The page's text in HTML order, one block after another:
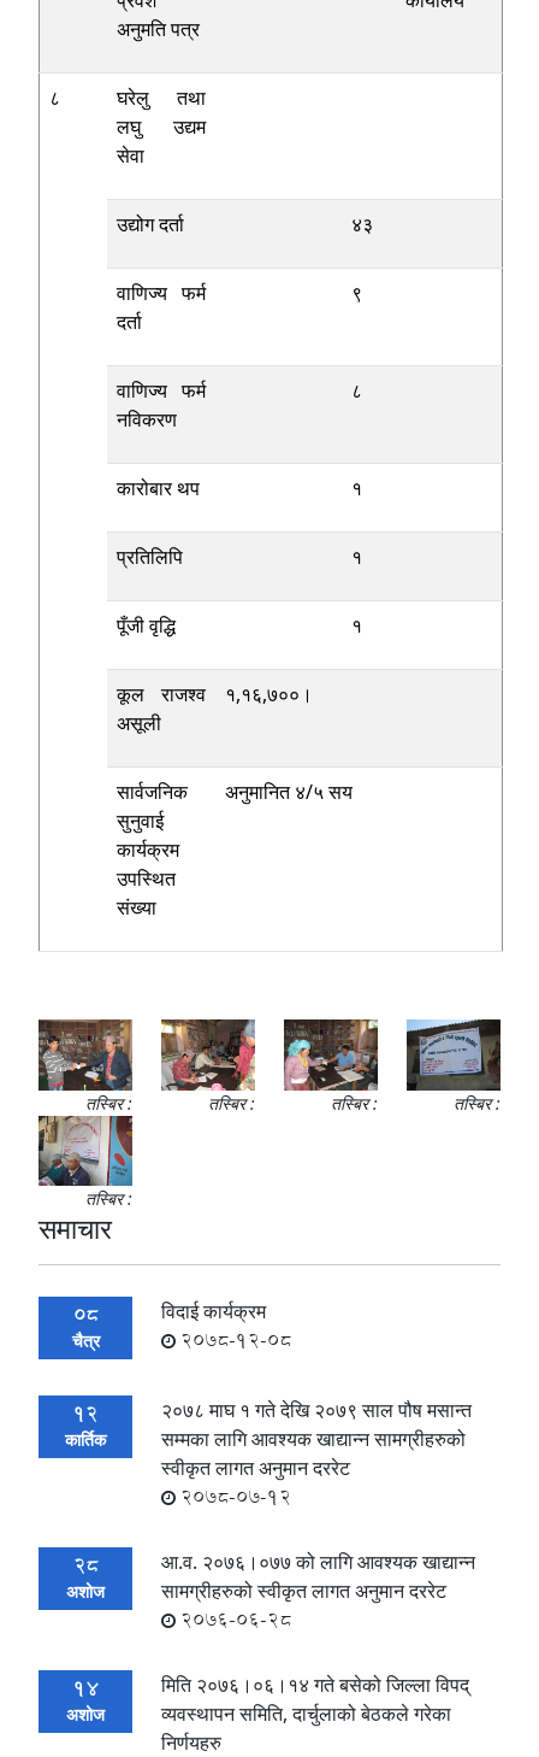
अनुमति पत्र
८
घरेलु तथा
लघु उद्यम
सेवा
उद्योग दर्ता ४३
वाणिज्य फर्म
दर्ता
९
वाणिज्य फर्म
नविकरण
८
कारोबार थप १
प्रतिलिपि १
पूँजी वृद्धि १
कूल राजश्व
असूली
१,१६,७००।
सार्वजनिक
सुनुवाई
कार्यक्रम
उपस्थित
संख्या
अनुमानित ४/५ सय
तस्बिर : तस्बिर : तस्बिर : तस्बिर :
तस्बिर :
समाचार
08
चैत्र
विदाई कार्यक्रम
2078-12-08
12
कार्तिक
२०७८ माघ १ गते देखि २०७९ साल पौष मसान्त
सम्मका लागि आवश्यक खाद्यान्न सामग्रीहरुको
स्वीकृत लागत अनुमान दररेट
2078-07-12
28
अशोज
आ.व. २०७६।०७७ को लागि आवश्यक खाद्यान्न
सामग्रीहरुको स्वीकृत लागत अनुमान दररेट
2076-06-28
14
अशोज
मिति २०७६।०६।१४ गते बसेको जिल्ला विपद्
व्यवस्थापन समिति, दार्चुलाको बेठकले गरेका
निर्णयहरु